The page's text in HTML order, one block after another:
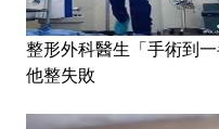
整形外科醫生「手術到
他整失敗